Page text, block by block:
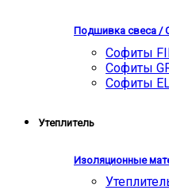
Подшивка свеса /
Софиты
Софиты
Софиты
Утеплитель
Изоляционные